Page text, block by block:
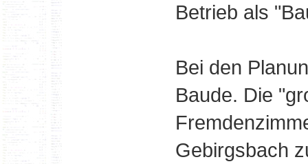
Betrieb als
Bei den
Baude. Die
Gebirgsbach